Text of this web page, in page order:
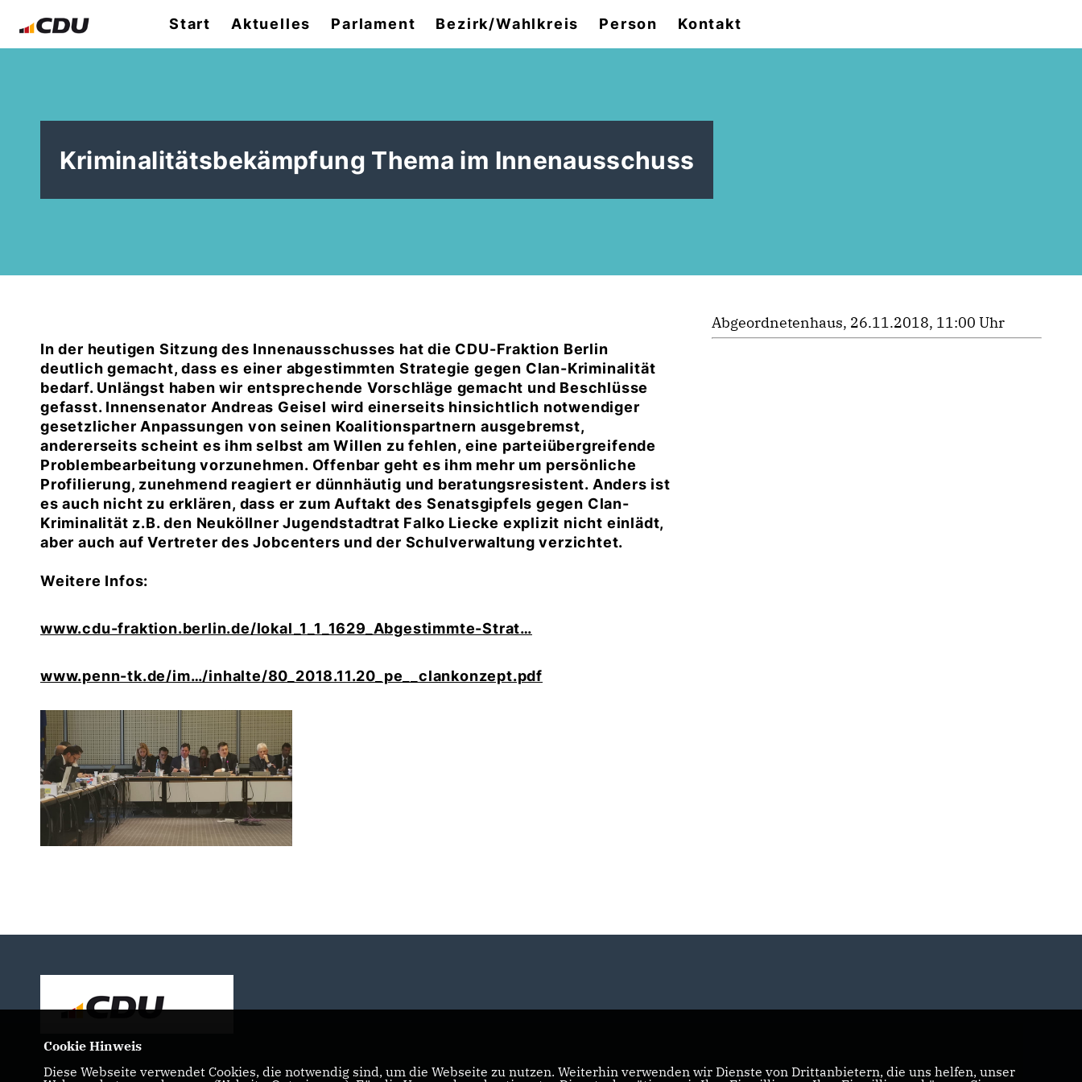
Start Aktuelles Parlament Bezirk/Wahlkreis Person Kontakt
Kriminalitätsbekämpfung Thema im Innenausschuss
In der heutigen Sitzung des Innenausschusses hat die CDU-Fraktion Berlin
deutlich gemacht, dass es einer abgestimmten Strategie gegen Clan-Kriminalität
bedarf. Unlängst haben wir entsprechende Vorschläge gemacht und Beschlüsse
gefasst. Innensenator Andreas Geisel wird einerseits hinsichtlich notwendiger
gesetzlicher Anpassungen von seinen Koalitionspartnern ausgebremst,
andererseits scheint es ihm selbst am Willen zu fehlen, eine parteiübergreifende
Problembearbeitung vorzunehmen. Offenbar geht es ihm mehr um persönliche
Profilierung, zunehmend reagiert er dünnhäutig und beratungsresistent. Anders ist
es auch nicht zu erklären, dass er zum Auftakt des Senatsgipfels gegen Clan-
Kriminalität z.B. den Neuköllner Jugendstadtrat Falko Liecke explizit nicht einlädt,
aber auch auf Vertreter des Jobcenters und der Schulverwaltung verzichtet.
Weitere Infos:
www.cdu-fraktion.berlin.de/lokal_1_1_1629_Abgestimmte-Strat
www.penn-tk.de/im…/inhalte/80_2018.11.20_pe__clankonzept.pdf
Abgeordnetenhaus, 26.11.2018, 11:00 Uhr
Cookie Hinweis
Diese Webseite verwendet Cookies, die notwendig sind, um die Webseite zu nutzen. Weiterhin verwenden wir Dienste von Drittanbietern, die uns helfen, unser